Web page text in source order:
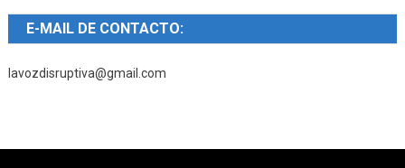
E-MAIL DE CONTACTO:
lavozdisruptiva@gmail.com